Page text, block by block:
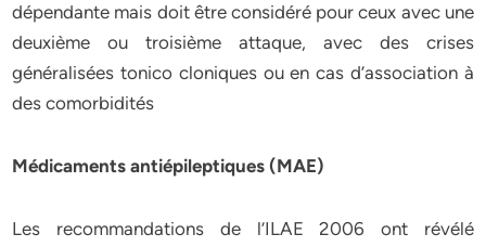
dépendante mais doit être considéré pour ceux avec une
deuxième ou troisième attaque, avec des crises
généralisées tonico cloniques ou en cas d’association à
des comorbidités
Médicaments antiépileptiques (MAE)
Les recommandations de l’ILAE 2006 ont révélé